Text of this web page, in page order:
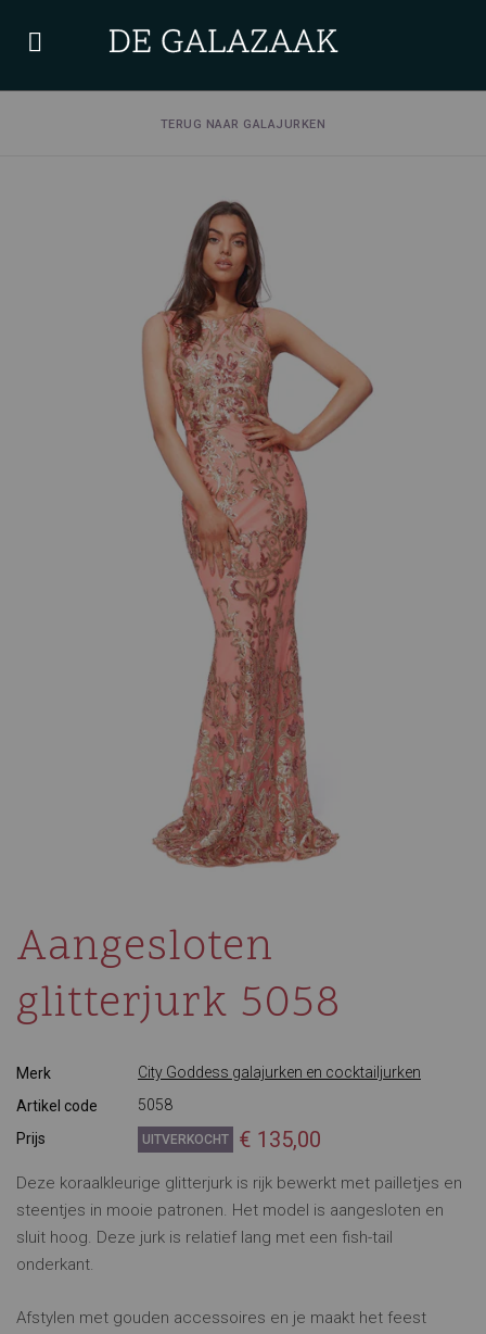
TERUG NAAR GALAJURKEN
Aangesloten
glitterjurk 5058
Merk
City Goddess galajurken en cocktailjurken
Artikel code
5058
Prijs
UITVERKOCHT € 135,00
Deze koraalkleurige glitterjurk is rijk bewerkt met pailletjes en
steentjes in mooie patronen. Het model is aangesloten en
sluit hoog. Deze jurk is relatief lang met een fish-tail
onderkant.
Afstylen met gouden accessoires en je maakt het feest